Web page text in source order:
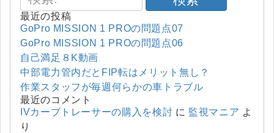
最近の投稿
GoPro MISSION 1 PROの問題点07
GoPro MISSION 1 PROの問題点06
自己満足８K動画
中部電力管内だとFIP転はメリット無し？
作業スタッフが毎週何らかの車トラブル
最近のコメント
IVカーブトレーサーの購入を検討 に 監視マニア よ
り